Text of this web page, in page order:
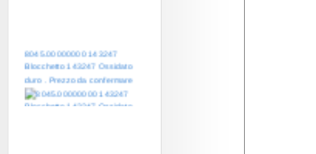
Blocchetto 143247 Ossidato
duro . Prezzo da confermare